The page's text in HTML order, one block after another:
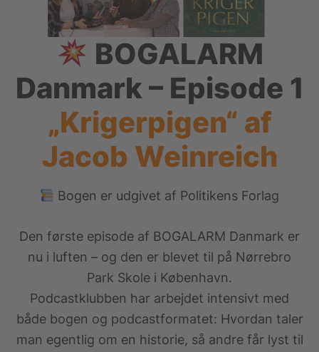
BOGALARM
Danmark – Episode 1
„Krigerpigen“ af
Jacob Weinreich
Bogen er udgivet af Politikens Forlag
Den første episode af BOGALARM Danmark er
nu i luften – og den er blevet til på Nørrebro
Park Skole i København.
Podcastklubben har arbejdet intensivt med
både bogen og podcastformatet: Hvordan taler
man egentlig om en historie, så andre får lyst til